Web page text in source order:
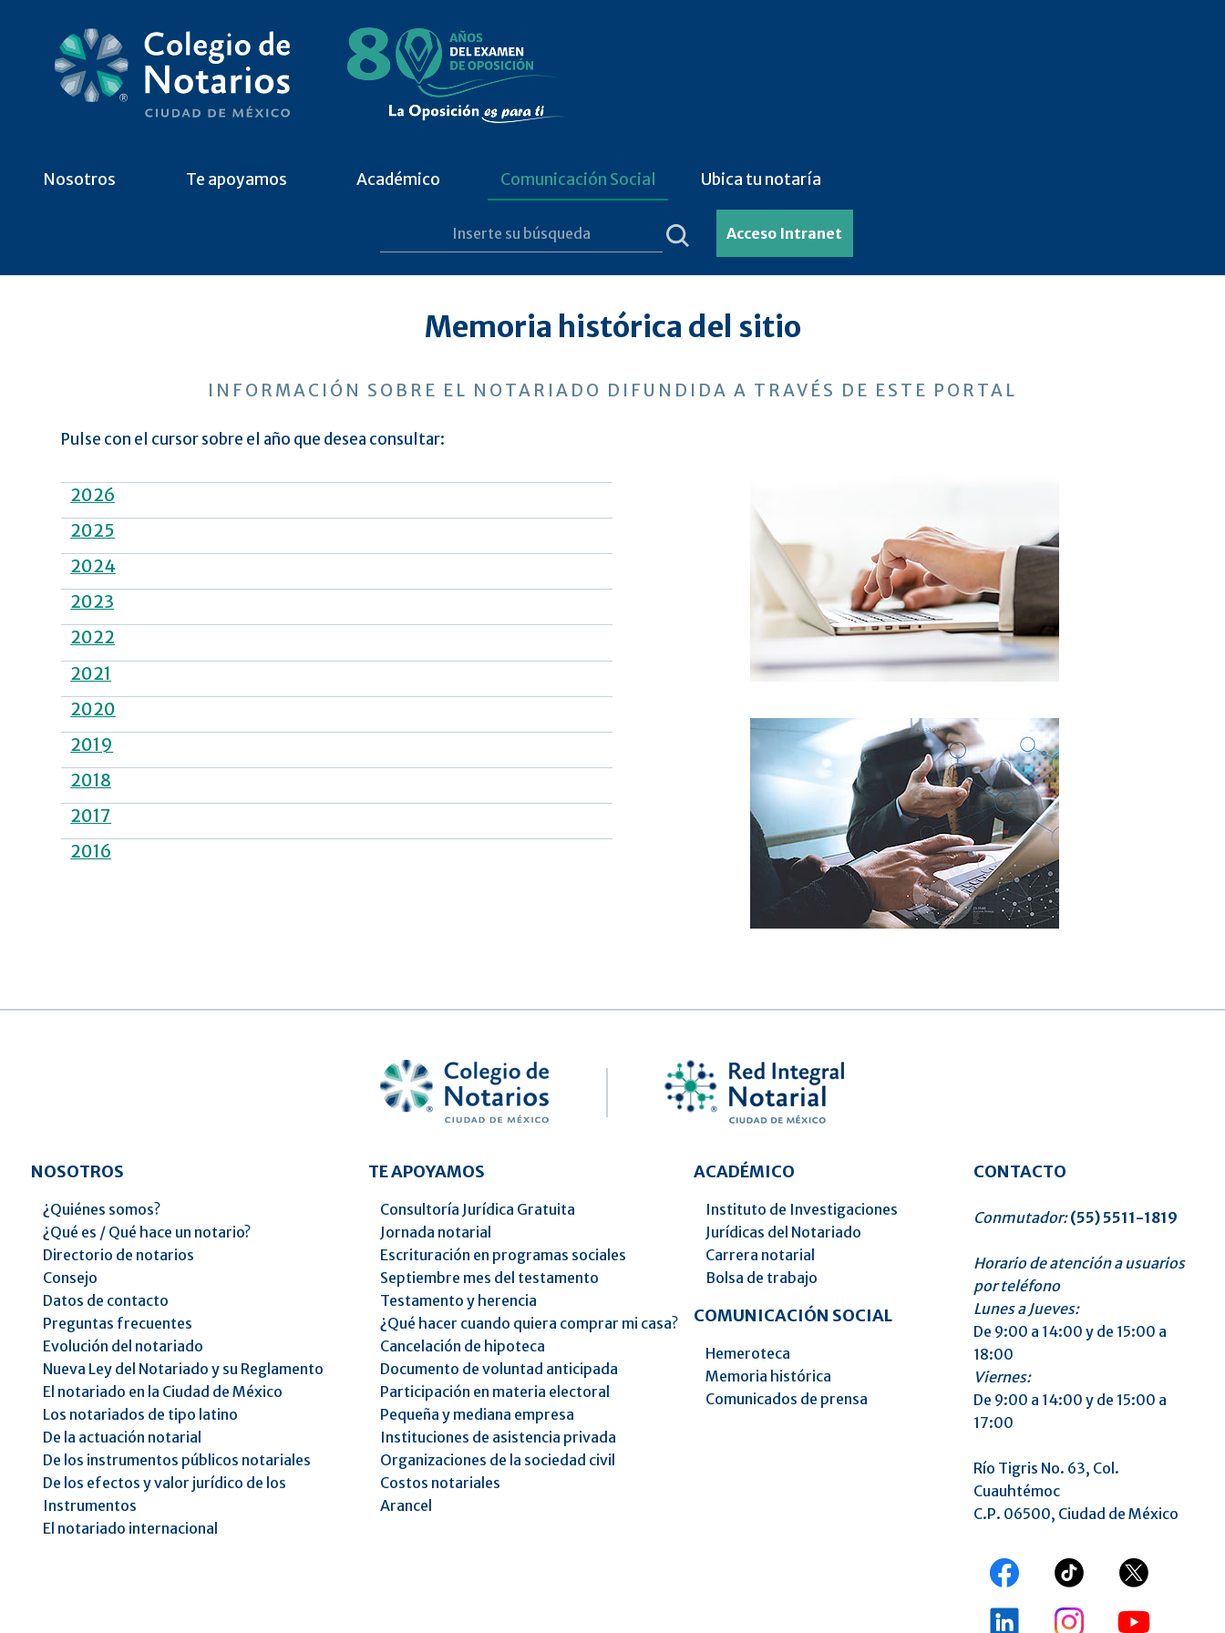
Nosotros Te apoyamos Académico Comunicación Social Ubica tu notaría
Acceso Intranet
Memoria histórica del sitio
INFORMACIÓN SOBRE EL NOTARIADO DIFUNDIDA A TRAVÉS DE ESTE PORTAL
Pulse con el cursor sobre el año que desea consultar:
2026
2025
2024
2023
2022
2021
2020
2019
2018
2017
2016
NOSOTROS
¿Quiénes somos?
¿Qué es / Qué hace un notario?
Directorio de notarios
Consejo
Datos de contacto
Preguntas frecuentes
Evolución del notariado
Nueva Ley del Notariado y su Reglamento
El notariado en la Ciudad de México
Los notariados de tipo latino
De la actuación notarial
De los instrumentos públicos notariales
De los efectos y valor jurídico de los
Instrumentos
El notariado internacional
TE APOYAMOS
Consultoría Jurídica Gratuita
Jornada notarial
Escrituración en programas sociales
Septiembre mes del testamento
Testamento y herencia
¿Qué hacer cuando quiera comprar mi casa?
Cancelación de hipoteca
Documento de voluntad anticipada
Participación en materia electoral
Pequeña y mediana empresa
Instituciones de asistencia privada
Organizaciones de la sociedad civil
Costos notariales
Arancel
ACADÉMICO
Instituto de Investigaciones
Jurídicas del Notariado
Carrera notarial
Bolsa de trabajo
COMUNICACIÓN SOCIAL
Hemeroteca
Memoria histórica
Comunicados de prensa
CONTACTO
Conmutador: (55) 5511-1819
Horario de atención a usuarios
por teléfono
Lunes a Jueves:
De 9:00 a 14:00 y de 15:00 a
18:00
Viernes:
De 9:00 a 14:00 y de 15:00 a
17:00
Río Tigris No. 63, Col.
Cuauhtémoc
C.P. 06500, Ciudad de México